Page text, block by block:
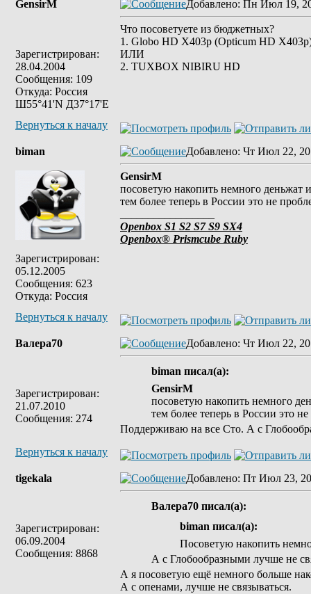
GensirM
Зарегистрирован:
28.04.2004
Сообщения: 109
Откуда: Россия
Ш55°41'N Д37°17'E
Добавлено: Пн Июл 19,
Что посоветуете из бюджетных?
1. Globo HD X403p (Opticum HD
ИЛИ
2. TUXBOX NIBIRU HD
Вернуться к началу
biman
Зарегистрирован:
05.12.2005
Сообщения: 623
Откуда: Россия
Добавлено: Чт Июл 22,
GensirM
посоветую накопить немного деньжат
тем более теперь в России это не
Openbox S1 S2 S7 S9 SX4
Openbox® Prismcube Ruby
Вернуться к началу
Валера70
Зарегистрирован:
21.07.2010
Сообщения: 274
Добавлено: Чт Июл 22,
biman писал(а):
GensirM
посоветую накопить немного
тем более теперь в России это
Поддерживаю на все Сто. А с
Вернуться к началу
tigekala
Зарегистрирован:
06.09.2004
Сообщения: 8868
Добавлено: Пт Июл 23,
Валера70 писал(а):
biman писал(а):
Посоветую накопить
А с Глобообразными лучше не
А я посоветую ещё немного больше
А с опенами, лучше не связываться.